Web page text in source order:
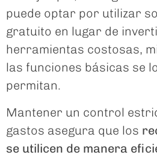
puede optar por utilizar
gratuito en lugar de
herramientas costosas,
las funciones básicas se
permitan.
Mantener un control
gastos asegura que los
se utilicen de manera